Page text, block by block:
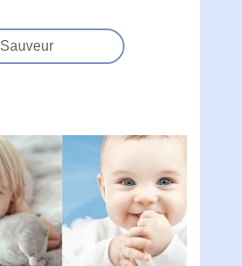
Sauveur